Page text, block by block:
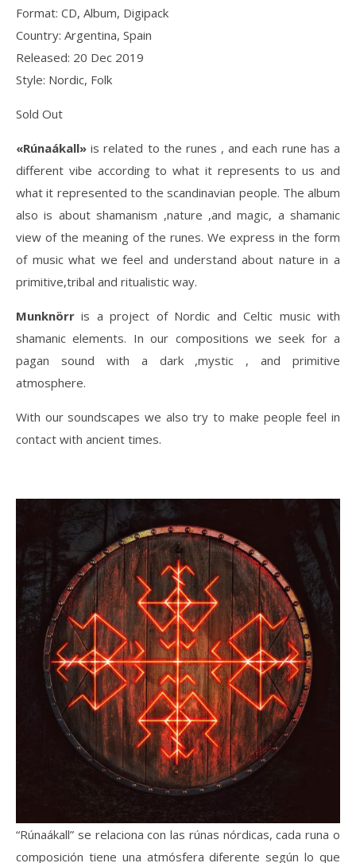
Format: CD, Album, Digipack
Country: Argentina, Spain
Released: 20 Dec 2019
Style: Nordic, Folk
Sold Out
«Rúnaákall» is related to the runes , and each rune has a
different vibe according to what it represents to us and
what it represented to the scandinavian people. The album
also is about shamanism ,nature ,and magic, a shamanic
view of the meaning of the runes. We express in the form
of music what we feel and understand about nature in a
primitive,tribal and ritualistic way.
Munknörr is a project of Nordic and Celtic music with
shamanic elements. In our compositions we seek for a
pagan sound with a dark ,mystic , and primitive
atmosphere.
With our soundscapes we also try to make people feel in
contact with ancient times.
“Rúnaákall” se relaciona con las rúnas nórdicas, cada runa o
composición tiene una atmósfera diferente según lo que